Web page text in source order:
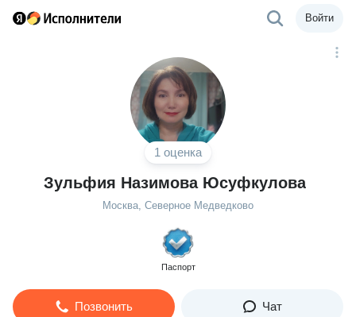
Войти
1 оценка
Зульфия Назимова Юсуфкулова
Москва, Северное Медведково
Паспорт
Позвонить Чат